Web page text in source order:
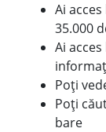
Ai
35.000
Ai
Poți
Poți
bare